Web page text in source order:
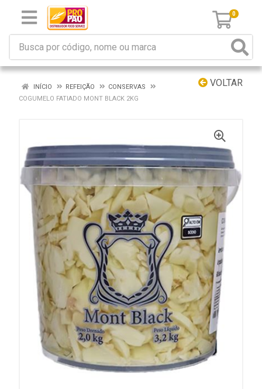
0
VOLTAR
INÍCIO REFEIÇÃO
CONSERVAS
COGUMELO FATIADO MONT BLACK 2KG